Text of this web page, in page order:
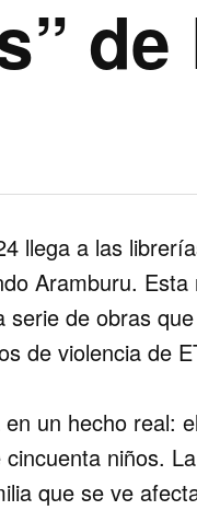
llega a las
Aramburu. Esta
serie de obras
de violencia de
en un hecho
niños.
que se ve